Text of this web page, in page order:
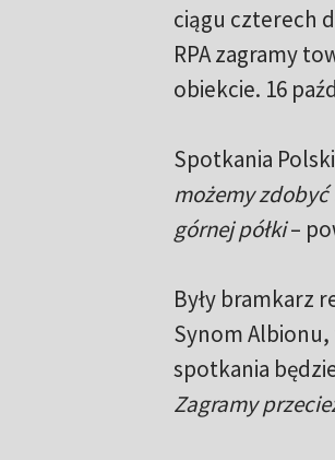
ciągu czterech
RPA zagramy
obiekcie. 16
Spotkania
możemy zdobyć
górnej półki–
Były bramkarz
Synom
spotkania
Zagramy